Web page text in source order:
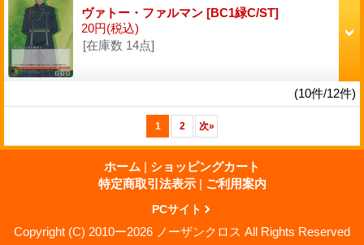
ヴァトー・ファルマン [BC1緑C/ST]
20円(税込)
[在庫数 14点]
(10件/12件)
1 2 次»
ホーム | ショッピングカート
特定商取引法表示 | ご利用案内
PCサイト
Copyright (C) 2010ー2026 ノーザンクロス All Rights Reserved